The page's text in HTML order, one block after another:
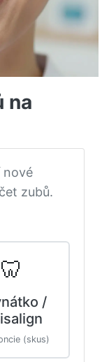
na
nové
zubů.
🦷
/
(skus)